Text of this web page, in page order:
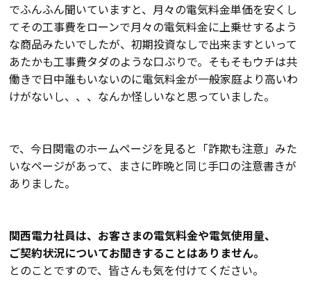
よくあるご質問 店舗紹介
スタッフブログ ZEH普及目標
ポリシー
シー
サイトマップ
MENU
でふんふん聞いていますと、月々の電気料金単価を安くし
てその工事費をローンで月々の電気料金に上乗せするよう
な商品みたいでしたが、初期投資なしで出来ますといって
あたかも工事費タダのような口ぶりで。そもそもウチは共
働きで日中誰もいないのに電気料金が一般家庭より高いわ
けがないし、、、なんか怪しいなと思っていました。
で、今日関電のホームページを見ると「詐欺も注意」みた
いなページがあって、まさに昨晩と同じ手口の注意書きが
ありました。
関西電力社員は、 お客さまの電気料金や電気使用量、
ご契約状況についてお聞きすることはありません。
とのことですので、皆さんも気を付けてください。